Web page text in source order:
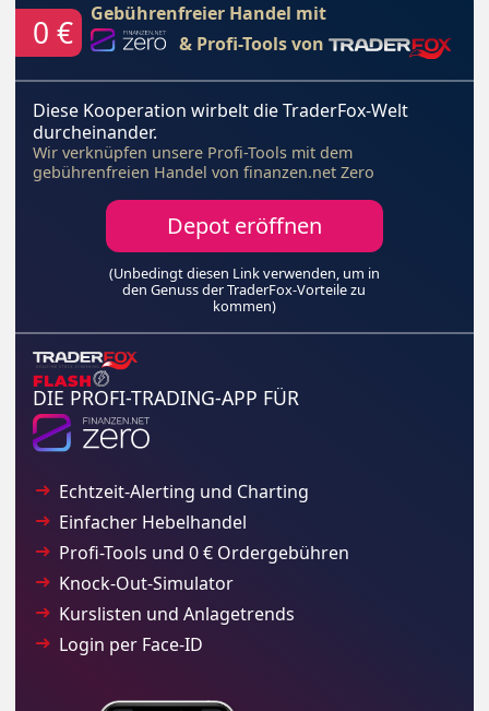
0 €
Gebührenfreier Handel mit
& Profi-Tools von
Diese Kooperation wirbelt die TraderFox-Welt
durcheinander.
Wir verknüpfen unsere Profi-Tools mit dem
gebührenfreien Handel von finanzen.net Zero
Depot eröffnen
(Unbedingt diesen Link verwenden, um in
den Genuss der TraderFox-Vorteile zu
kommen)
DIE PROFI-TRADING-APP FÜR
Echtzeit-Alerting und Charting
Einfacher Hebelhandel
Profi-Tools und 0 € Ordergebühren
Knock-Out-Simulator
Kurslisten und Anlagetrends
Login per Face-ID